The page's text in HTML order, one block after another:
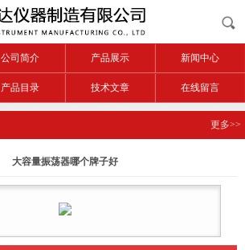
公司简介 产品展示 新闻中心
产品目录 技术文章 在线留言
更多>>
大容量振荡器哪个牌子好